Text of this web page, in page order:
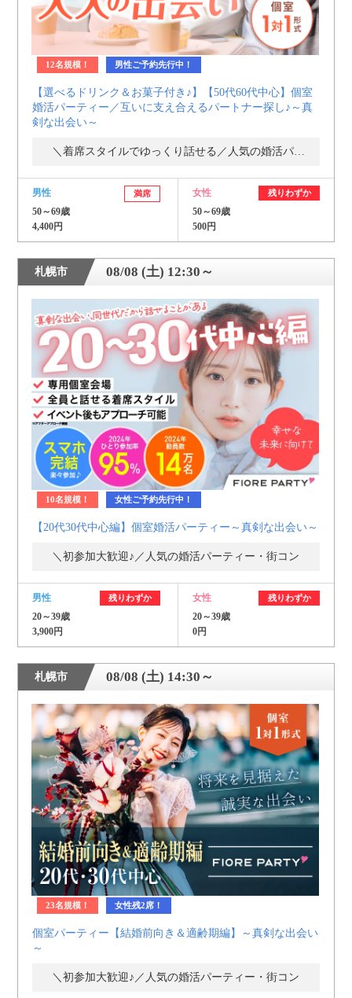
12名規模！ 男性ご予約先行中！
【選べるドリンク＆お菓子付き♪】【50代60代中心】個室
婚活パーティー／互いに支え合えるパートナー探し♪～真
剣な出会い～
男性 満席
50～69歳
4,400円
女性 残りわずか
50～69歳
500円
札幌市 08/08 (土) 12:30～
10名規模！ 女性ご予約先行中！
【20代30代中心編】個室婚活パーティー～真剣な出会い～
＼初参加大歓迎♪／人気の婚活パーティー・街コン
男性 残りわずか
20～39歳
3,900円
女性 残りわずか
20～39歳
0円
札幌市 08/08 (土) 14:30～
23名規模！ 女性残2席！
個室パーティー【結婚前向き＆適齢期編】～真剣な出会い
～
＼初参加大歓迎♪／人気の婚活パーティー・街コン